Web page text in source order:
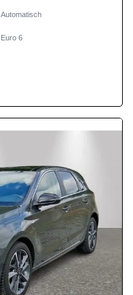
Automatisch
Euro 6